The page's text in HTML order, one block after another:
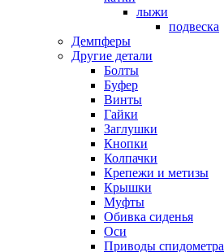
лыжи
подвеска
Демпферы
Другие детали
Болты
Буфер
Винты
Гайки
Заглушки
Кнопки
Колпачки
Крепежи и метизы
Крышки
Муфты
Обивка сиденья
Оси
Приводы спидометра